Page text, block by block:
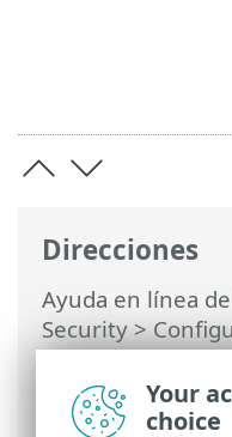
Direcciones
Ayuda en línea de
Security>
Protecciones>
>Firewall>
de aprendizaje
Your
choice